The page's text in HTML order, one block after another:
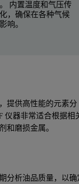
内置温度和气压传
，确保在各种气候
响。
提供高性能的元素分
仪器非常适合根据相
和磨损金属。
分析油品质量，以确